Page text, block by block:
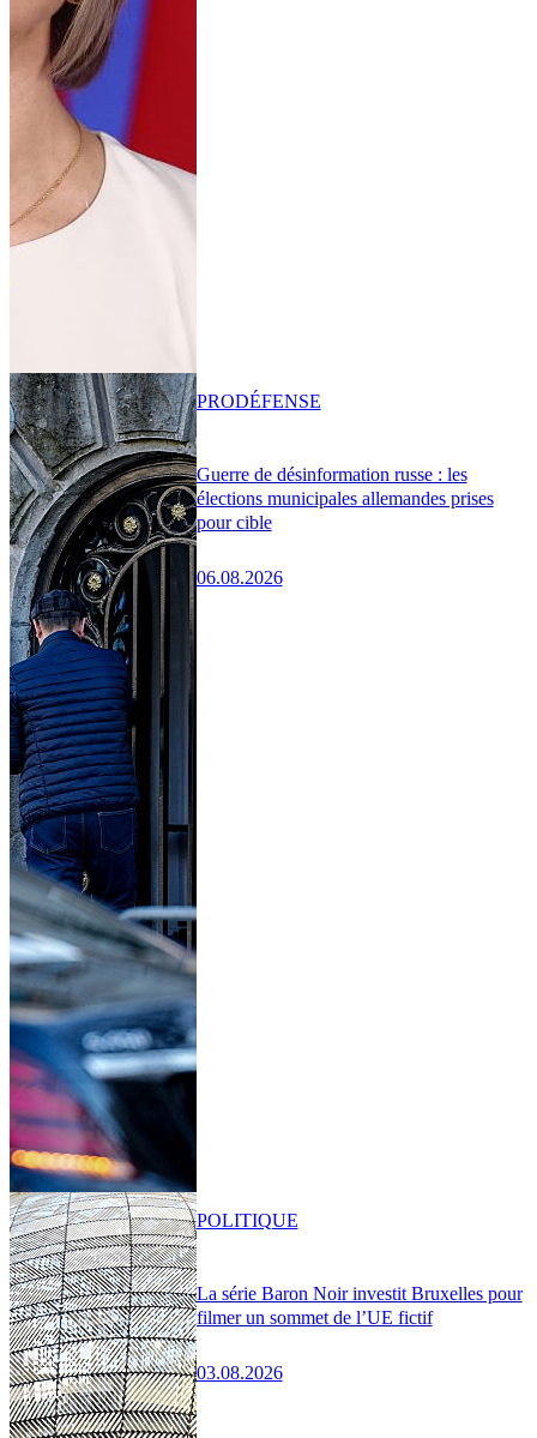
Guerre de désinformation russe : les
élections municipales allemandes prises
pour cible
06.08.2026
PRODÉFENSE
La série Baron Noir investit Bruxelles pour
filmer un sommet de l’UE fictif
03.08.2026
POLITIQUE